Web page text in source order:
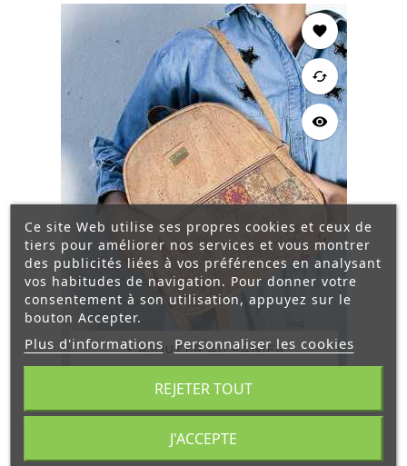
Ce site Web utilise ses propres cookies et ceux de
tiers pour améliorer nos services et vous montrer
des publicités liées à vos préférences en analysant
vos habitudes de navigation. Pour donner votre
consentement à son utilisation, appuyez sur le
bouton Accepter.
Plus d'informations Personnaliser les cookies
REJETER TOUT
J'ACCEPTE
AJOUTER AU PANIER
favorite
cached
visibility
Sac À Dos Joana Mosaïque
102,00 €